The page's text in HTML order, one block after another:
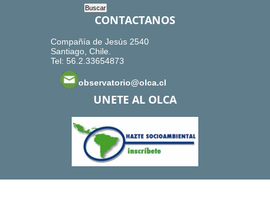
CONTACTANOS
Compañía de Jesús 2540
Santiago, Chile.
Tel: 56.2.33654873
observatorio@olca.cl
UNETE AL OLCA